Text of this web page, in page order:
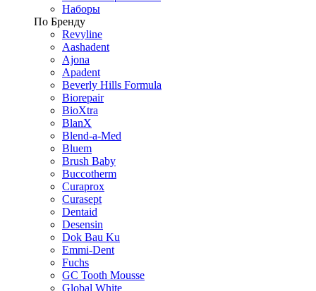
Наборы
По Бренду
Revyline
Aashadent
Ajona
Apadent
Beverly Hills Formula
Biorepair
BioXtra
BlanX
Blend-a-Med
Bluem
Brush Baby
Buccotherm
Curaprox
Curasept
Dentaid
Desensin
Dok Bau Ku
Emmi-Dent
Fuchs
GC Tooth Mousse
Global White